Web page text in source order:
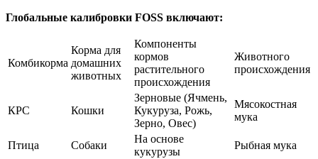
Глобальные калибровки FOSS включают:
Комбикорма
Корма для
домашних
животных
Компоненты
кормов
растительного
происхождения
Животного
происхождения
КРС Кошки
Зерновые (Ячмень,
Кукуруза, Рожь,
Зерно, Овес)
Мясокостная
мука
Птица Собаки
На основе
кукурузы
Рыбная мука